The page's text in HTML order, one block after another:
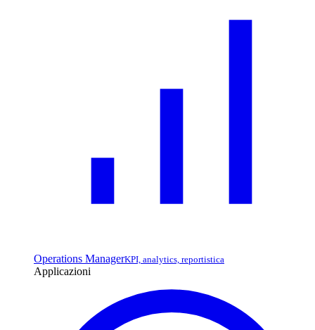
Operations ManagerKPI, analytics, reportistica
Applicazioni